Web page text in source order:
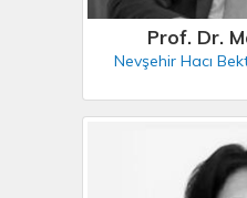
Prof. Dr.
Nevşehir Hacı